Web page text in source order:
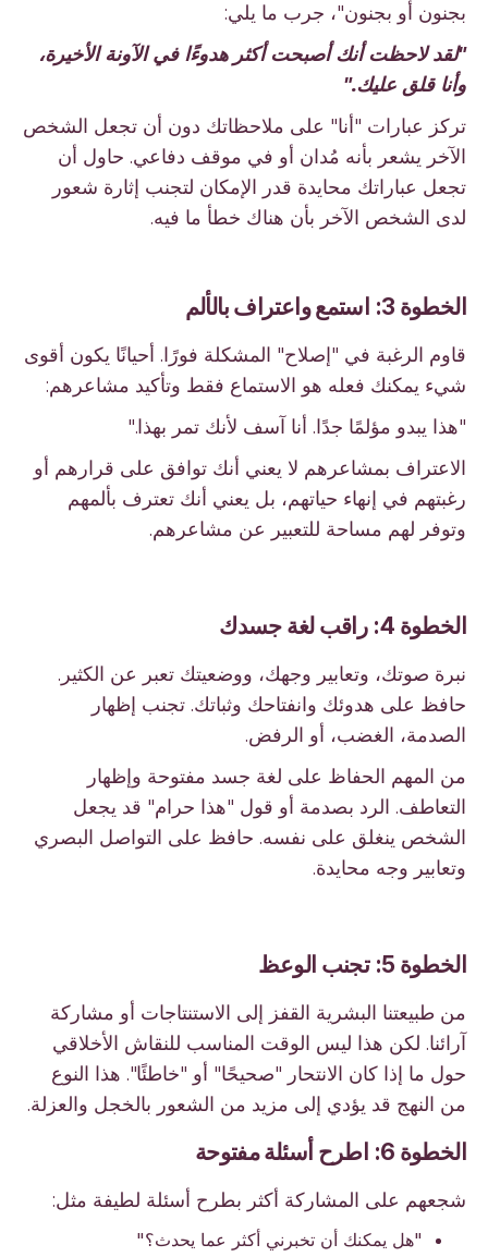
بجنون أو بجنون"، جرب ما يلي:
"لقد لاحظت أنك أصبحت أكثر هدوءًا في الآونة الأخيرة،
وأنا قلق عليك."
تركز عبارات "أنا" على ملاحظاتك دون أن تجعل الشخص
الآخر يشعر بأنه مُدان أو في موقف دفاعي. حاول أن
تجعل عباراتك محايدة قدر الإمكان لتجنب إثارة شعور
لدى الشخص الآخر بأن هناك خطأ ما فيه.
الخطوة 3: استمع واعتراف بالألم
قاوم الرغبة في "إصلاح" المشكلة فورًا. أحيانًا يكون أقوى
شيء يمكنك فعله هو الاستماع فقط وتأكيد مشاعرهم:
"هذا يبدو مؤلمًا جدًا. أنا آسف لأنك تمر بهذا."
الاعتراف بمشاعرهم لا يعني أنك توافق على قرارهم أو
رغبتهم في إنهاء حياتهم، بل يعني أنك تعترف بألمهم
وتوفر لهم مساحة للتعبير عن مشاعرهم.
الخطوة 4: راقب لغة جسدك
نبرة صوتك، وتعابير وجهك، ووضعيتك تعبر عن الكثير.
حافظ على هدوئك وانفتاحك وثباتك. تجنب إظهار
الصدمة، الغضب، أو الرفض.
من المهم الحفاظ على لغة جسد مفتوحة وإظهار
التعاطف. الرد بصدمة أو قول "هذا حرام" قد يجعل
الشخص ينغلق على نفسه. حافظ على التواصل البصري
وتعابير وجه محايدة.
الخطوة 5: تجنب الوعظ
من طبيعتنا البشرية القفز إلى الاستنتاجات أو مشاركة
آرائنا. لكن هذا ليس الوقت المناسب للنقاش الأخلاقي
حول ما إذا كان الانتحار "صحيحًا" أو "خاطئًا". هذا النوع
من النهج قد يؤدي إلى مزيد من الشعور بالخجل والعزلة.
الخطوة 6: اطرح أسئلة مفتوحة
شجعهم على المشاركة أكثر بطرح أسئلة لطيفة مثل:
"هل يمكنك أن تخبرني أكثر عما يحدث؟"